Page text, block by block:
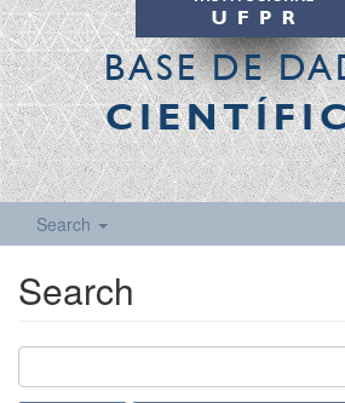
BASE DE
Search
Search